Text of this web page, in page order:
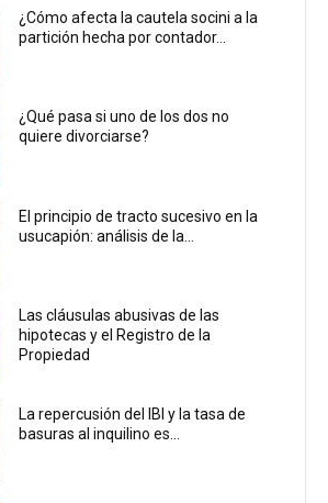
¿Cómo afecta la cautela socini a la
partición hecha por contador...
¿Qué pasa si uno de los dos no
quiere divorciarse?
El principio de tracto sucesivo en la
usucapión: análisis de la...
Las cláusulas abusivas de las
hipotecas y el Registro de la
Propiedad
La repercusión del IBI y la tasa de
basuras al inquilino es...